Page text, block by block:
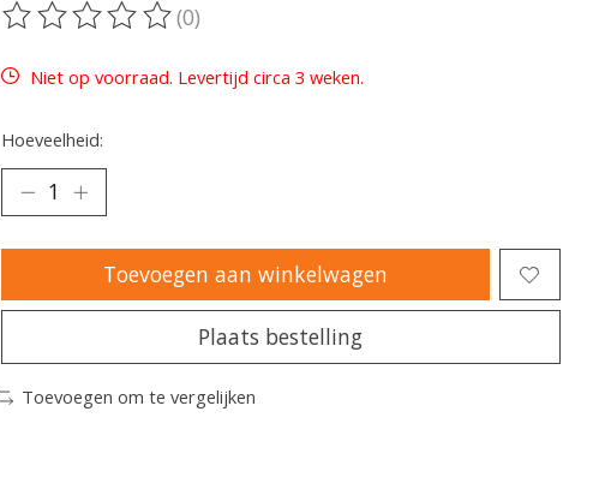
De beoordeling van dit product is
(0)
Niet op voorraad. Levertijd circa 3 weken.
Hoeveelheid:
Toevoegen aan winkelwagen
Plaats bestelling
Toevoegen om te vergelijken